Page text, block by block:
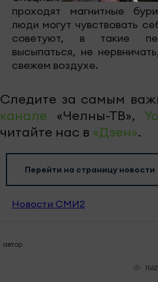
проходят магнитные
люди могут чувствовать
советуют, в такие
высыпаться, не
свежем воздухе.
Следите за самым
канале «Челны-ТВ»,
читайте нас в «Дзен».
Перейти на страницу новости
Новости СМИ2
автор
1162